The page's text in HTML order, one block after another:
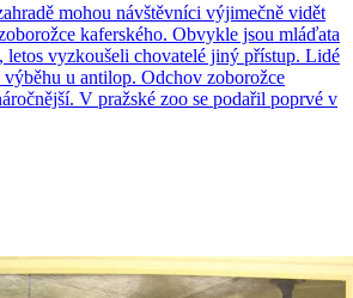
mohou návštěvníci výjimečně vidět
kaferského. Obvykle jsou mláďata
letos vyzkoušeli chovatelé jiný přístup. Lidé
výběhu u antilop. Odchov zoborožce
V pražské zoo se podařil poprvé v